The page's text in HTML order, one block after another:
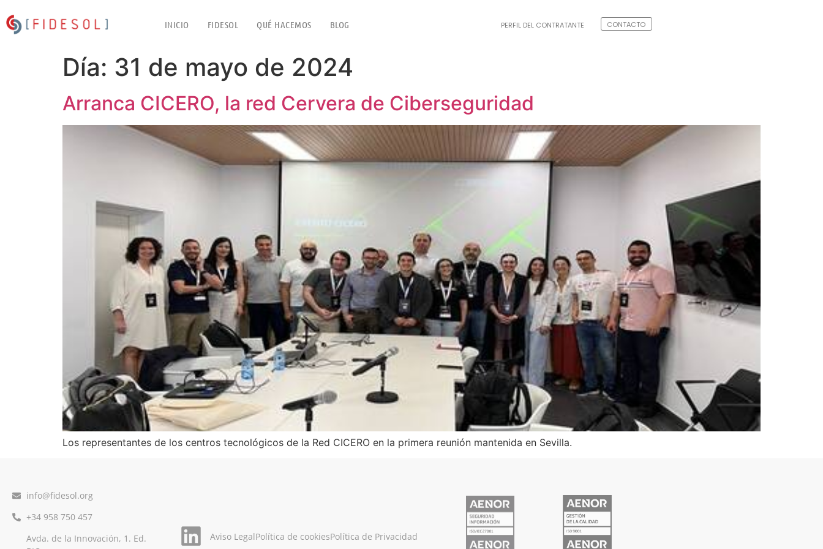
INICIO FIDESOL QUÉ HACEMOS BLOG PERFIL DEL CONTRATANTE CONTACTO
Día: 31 de mayo de 2024
Arranca CICERO, la red Cervera de Ciberseguridad
Los representantes de los centros tecnológicos de la Red CICERO en la primera reunión mantenida en Sevilla.
info@fidesol.org
+34 958 750 457
Avda. de la Innovación, 1. Ed.
Aviso LegalPolítica de cookiesPolítica de Privacidad